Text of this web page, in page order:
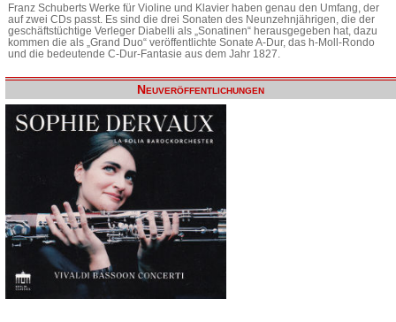
Franz Schuberts Werke für Violine und Klavier haben genau den Umfang, der
auf zwei CDs passt. Es sind die drei Sonaten des Neunzehnjährigen, die der
geschäftstüchtige Verleger Diabelli als „Sonatinen“ herausgegeben hat, dazu
kommen die als „Grand Duo“ veröffentlichte Sonate A-Dur, das h-Moll-Rondo
und die bedeutende C-Dur-Fantasie aus dem Jahr 1827.
Neuveröffentlichungen